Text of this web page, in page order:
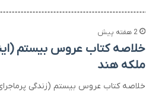
2 هفته پیش
خلاصه کتاب عروس بیستم
ملکه هند
خلاصه کتاب عروس بیستم (زندگی